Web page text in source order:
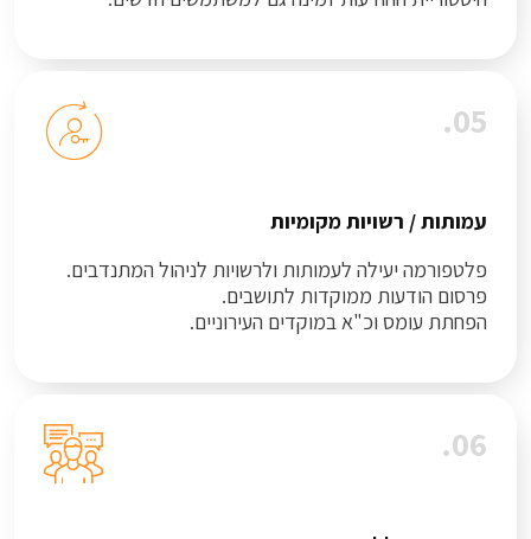
05.
עמותות / רשויות מקומיות
פלטפורמה יעילה לעמותות ולרשויות לניהול המתנדבים.
פרסום הודעות ממוקדות לתושבים.
הפחתת עומס וכ"א במוקדים העירוניים.
06.